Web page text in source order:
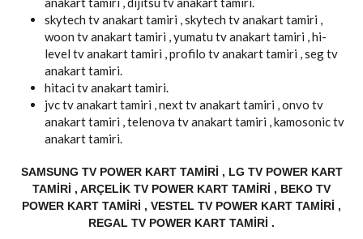
skytech tv anakart tamiri , skytech tv anakart tamiri ,
woon tv anakart tamiri , yumatu tv anakart tamiri , hi-
level tv anakart tamiri , profilo tv anakart tamiri , seg tv
anakart tamiri.
hitaci tv anakart tamiri.
jvc tv anakart tamiri , next tv anakart tamiri , onvo tv
anakart tamiri , telenova tv anakart tamiri , kamosonic tv
anakart tamiri.
SAMSUNG TV POWER KART TAMIRI , LG TV POWER KART
TAMIRI , ARÇELIK TV POWER KART TAMIRI , BEKO TV
POWER KART TAMIRI , VESTEL TV POWER KART TAMIRI ,
REGAL TV POWER KART TAMIRI .